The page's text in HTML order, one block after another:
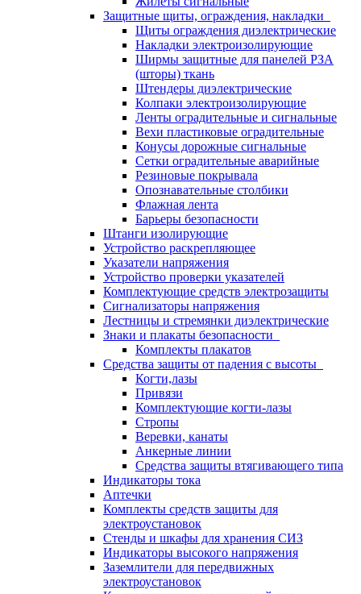
Защитные щиты, ограждения, накладки
Щиты ограждения диэлектрические
Накладки электроизолирующие
Ширмы защитные для панелей РЗА
(шторы) ткань
Штендеры диэлектрические
Колпаки электроизолирующие
Ленты оградительные и сигнальные
Вехи пластиковые оградительные
Конусы дорожные сигнальные
Сетки оградительные аварийные
Резиновые покрывала
Опознавательные столбики
Флажная лента
Барьеры безопасности
Штанги изолирующие
Устройство раскрепляющее
Указатели напряжения
Устройство проверки указателей
Комплектующие средств электрозащиты
Сигнализаторы напряжения
Лестницы и стремянки диэлектрические
Знаки и плакаты безопасности
Комплекты плакатов
Средства защиты от падения с высоты
Когти,лазы
Привязи
Комплектующие когти-лазы
Стропы
Веревки, канаты
Анкерные линии
Средства защиты втягивающего типа
Индикаторы тока
Аптечки
Комплекты средств защиты для
электроустановок
Стенды и шкафы для хранения СИЗ
Индикаторы высокого напряжения
Заземлители для передвижных
электроустановок